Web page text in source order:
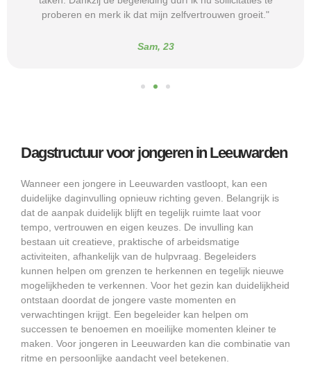
proberen en merk ik dat mijn zelfvertrouwen groeit."
Sam, 23
Dagstructuur voor jongeren in Leeuwarden
Wanneer een jongere in Leeuwarden vastloopt, kan een
duidelijke daginvulling opnieuw richting geven. Belangrijk is
dat de aanpak duidelijk blijft en tegelijk ruimte laat voor
tempo, vertrouwen en eigen keuzes. De invulling kan
bestaan uit creatieve, praktische of arbeidsmatige
activiteiten, afhankelijk van de hulpvraag. Begeleiders
kunnen helpen om grenzen te herkennen en tegelijk nieuwe
mogelijkheden te verkennen. Voor het gezin kan duidelijkheid
ontstaan doordat de jongere vaste momenten en
verwachtingen krijgt. Een begeleider kan helpen om
successen te benoemen en moeilijke momenten kleiner te
maken. Voor jongeren in Leeuwarden kan die combinatie van
ritme en persoonlijke aandacht veel betekenen.